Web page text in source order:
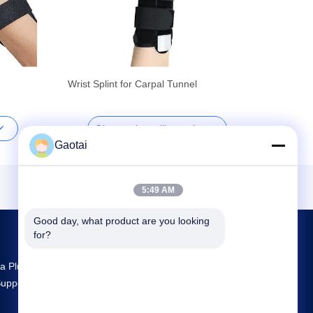
Wrist Splint for Carpal Tunnel
Obtenez le meilleur prix
Plus Grande R & D Et La Production Back
Fournisseur En Chine
Gaotai
5:49 AM
Good day, what product are you looking
for?